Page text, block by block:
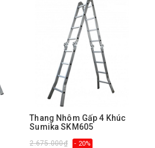
Thang Nhôm Gấp 4 Khúc
Sumika SKM605
2.675.000₫ - 20%